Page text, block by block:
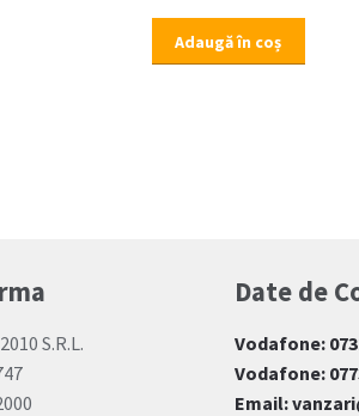
Adaugă în coș
S.R.L.
Date de
Vodafone:
Vodafone:
Email: